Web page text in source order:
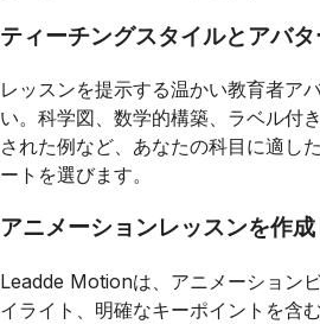
ティーチングスタイルとアバ
レッスンを提示する温かい教育者ア
い。科学図、数学的構築、ラベル付
された例など、あなたの科目に適し
ートを選びます。
アニメーションレッスンを作
Leadde Motionは、アニメーション
イライト、明確なキーポイントを含